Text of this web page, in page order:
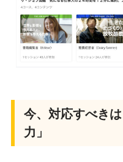
今、対応すべき
力」